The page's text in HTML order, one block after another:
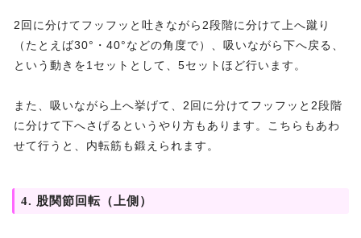
2回に分けてフッフッと吐きながら2段階に分けて上へ蹴り
（たとえば30°・40°などの角度で）、吸いながら下へ戻る、
という動きを1セットとして、5セットほど行います。
また、吸いながら上へ挙げて、2回に分けてフッフッと2段階
に分けて下へさげるというやり方もあります。こちらもあわ
せて行うと、内転筋も鍛えられます。
4. 股関節回転（上側）